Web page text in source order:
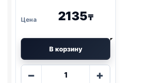
2135₸
В корзину
−
Количество
+